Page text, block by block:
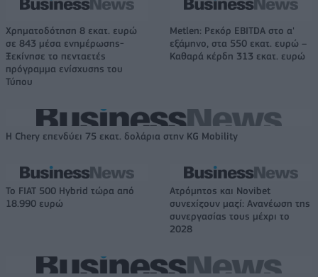
Χρηματοδότηση 8 εκατ. ευρώ
σε 843 μέσα ενημέρωσης-
Ξεκίνησε το πενταετές
πρόγραμμα ενίσχυσης του
Τύπου
Metlen: Ρεκόρ EBITDA στο α'
εξάμηνο, στα 550 εκατ. ευρώ –
Καθαρά κέρδη 313 εκατ. ευρώ
Η Chery επενδύει 75 εκατ. δολάρια στην KG Mobility
Το FIAT 500 Hybrid τώρα από
18.990 ευρώ
Ατρόμητος και Novibet
συνεχίζουν μαζί: Ανανέωση της
συνεργασίας τους μέχρι το
2028